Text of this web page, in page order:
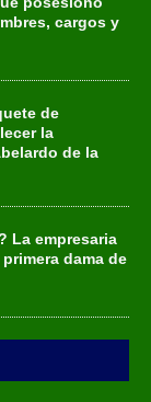
cargos y
de
la
de la
La empresaria
dama de